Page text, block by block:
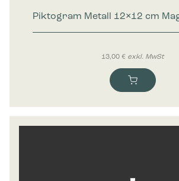
Piktogram Metall 12×12 cm
13,00 € exkl. MwSt